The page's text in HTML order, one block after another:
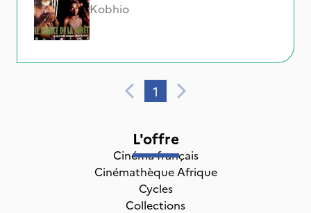
Kobhio
1
L'offre
Cinéma français
Cinémathèque Afrique
Cycles
Collections